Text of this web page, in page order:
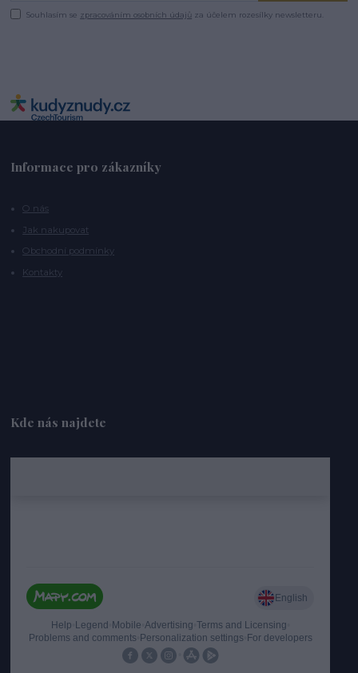
Souhlasím se zpracováním osobních údajů za účelem rozesílky newsletteru.
Informace pro zákazníky
O nás
Jak nakupovat
Obchodní podmínky
Kontakty
Kde nás najdete